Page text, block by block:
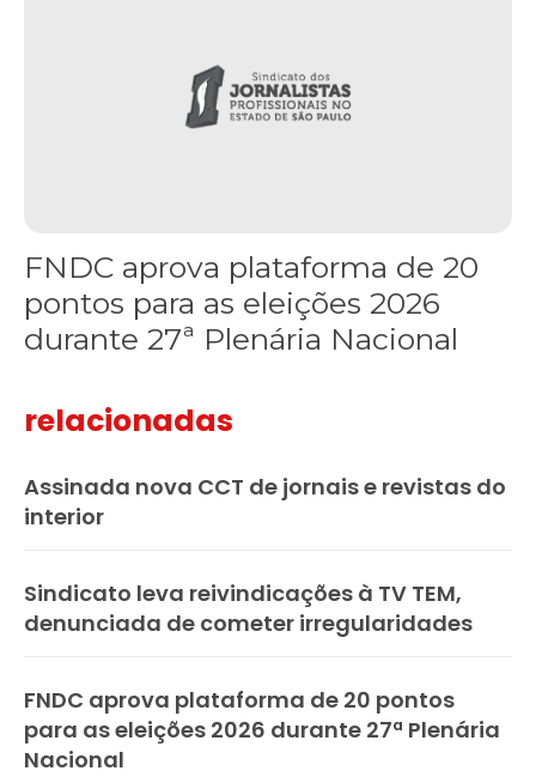
FNDC aprova plataforma de 20
pontos para as eleições 2026
durante 27ª Plenária Nacional
relacionadas
Assinada nova CCT de jornais e revistas do
interior
Sindicato leva reivindicações à TV TEM,
denunciada de cometer irregularidades
FNDC aprova plataforma de 20 pontos
para as eleições 2026 durante 27ª Plenária
Nacional